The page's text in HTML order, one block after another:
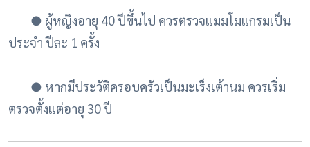
● ผู้หญิงอายุ 40 ปีขึ้นไป ควรตรวจแมมโมแกรมเป็น
ประจำ ปีละ 1 ครั้ง
● หากมีประวัติครอบครัวเป็นมะเร็งเต้านม ควรเริ่ม
ตรวจตั้งแต่อายุ 30 ปี